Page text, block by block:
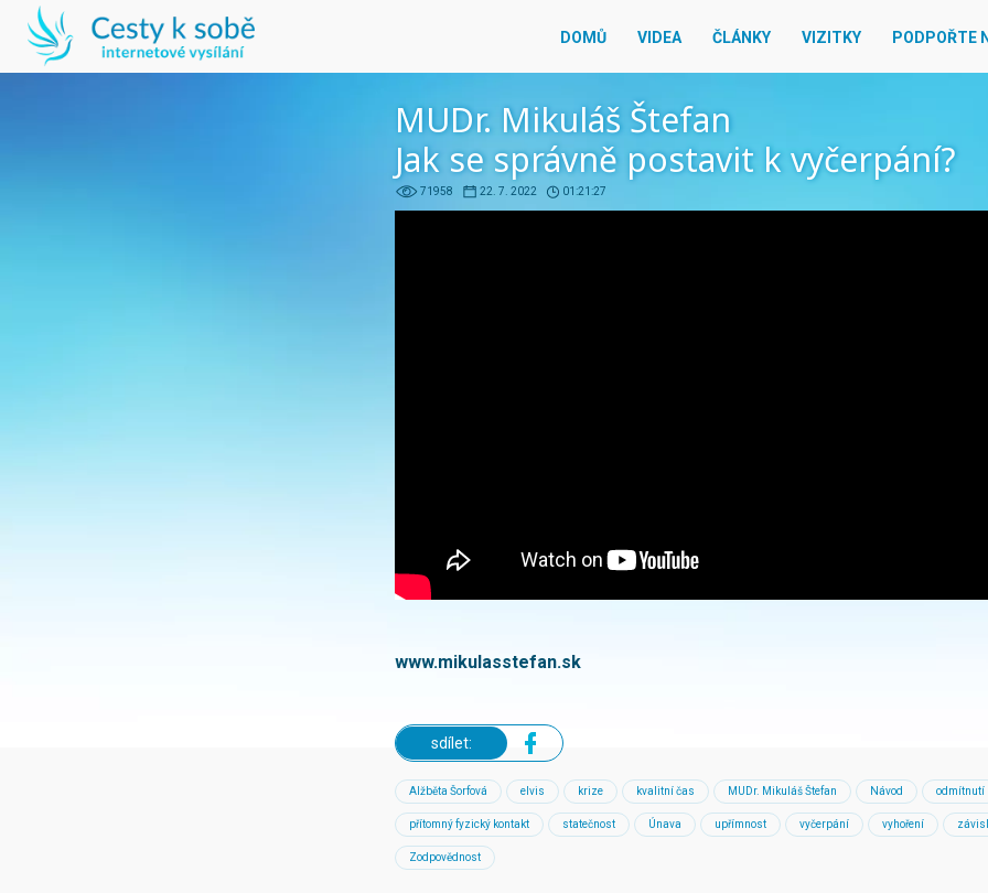
DOMŮ VIDEA ČLÁNKY VIZITKY PODPOŘTE
MUDr. Mikuláš Štefan
Jak se správně postavit k vyčerpání?
71958 22. 7. 2022 01:21:27
www.mikulasstefan.sk
sdílet:
Alžběta Šorfová elvis krize kvalitní čas MUDr. Mikuláš Štefan Návod odmítnutí
přítomný fyzický kontakt statečnost Únava upřímnost vyčerpání vyhoření
Zodpovědnost